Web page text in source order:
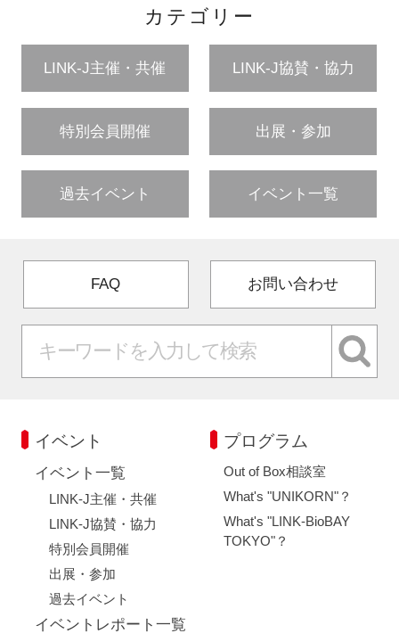
カテゴリー
LINK-J主催・共催 LINK-J協賛・協力
特別会員開催 出展・参加
過去イベント イベント一覧
FAQ お問い合わせ
イベント
イベント一覧
LINK-J主催・共催
LINK-J協賛・協力
特別会員開催
出展・参加
過去イベント
イベントレポート一覧
プログラム
Out of Box相談室
What's "UNIKORN"？
What's "LINK-BioBAY
TOKYO"？